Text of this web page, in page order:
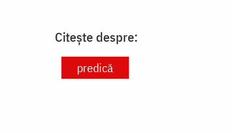
Citește despre:
predică